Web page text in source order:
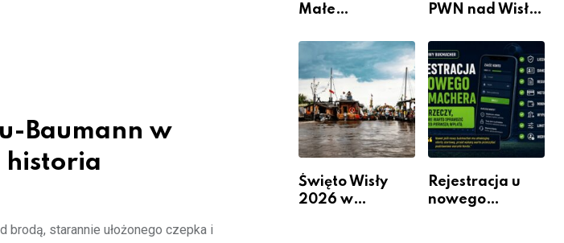
Baumann w
historia
starannie ułożonego czepka i
Małe
Sposobów Na
Więcej
Przestrzeni Bez
Kosztownego
Remontu
PWN nad Wisłą.
książką, kawą i
chwilą dla
siebie
Święto Wisły
2026 w
Rejestracja u
nowego